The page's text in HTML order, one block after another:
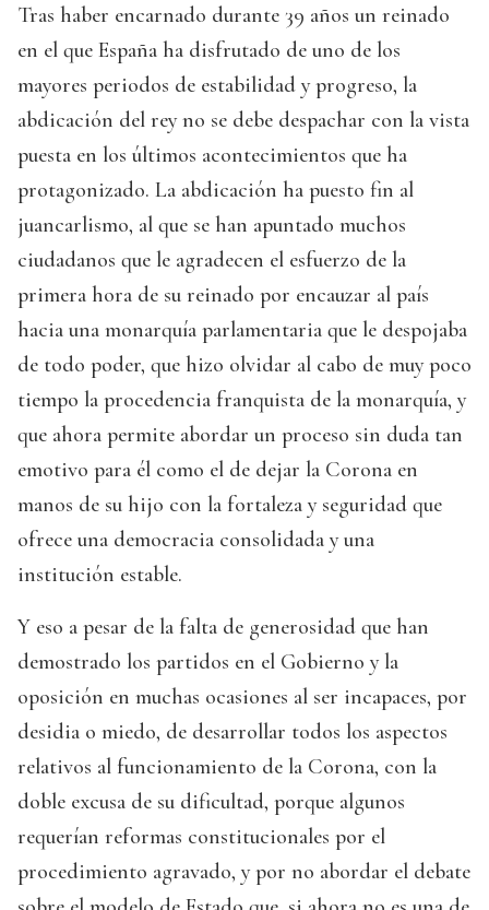
Tras haber encarnado durante 39 años un reinado
en el que España ha disfrutado de uno de los
mayores periodos de estabilidad y progreso, la
abdicación del rey no se debe despachar con la vista
puesta en los últimos acontecimientos que ha
protagonizado. La abdicación ha puesto fin al
juancarlismo, al que se han apuntado muchos
ciudadanos que le agradecen el esfuerzo de la
primera hora de su reinado por encauzar al país
hacia una monarquía parlamentaria que le despojaba
de todo poder, que hizo olvidar al cabo de muy poco
tiempo la procedencia franquista de la monarquía, y
que ahora permite abordar un proceso sin duda tan
emotivo para él como el de dejar la Corona en
manos de su hijo con la fortaleza y seguridad que
ofrece una democracia consolidada y una
institución estable.
Y eso a pesar de la falta de generosidad que han
demostrado los partidos en el Gobierno y la
oposición en muchas ocasiones al ser incapaces, por
desidia o miedo, de desarrollar todos los aspectos
relativos al funcionamiento de la Corona, con la
doble excusa de su dificultad, porque algunos
requerían reformas constitucionales por el
procedimiento agravado, y por no abordar el debate